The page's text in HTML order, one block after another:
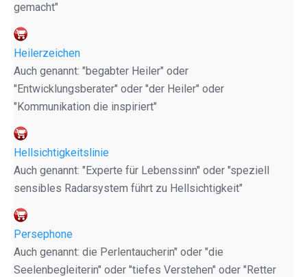
gemacht"
Heilerzeichen
Auch genannt: "begabter Heiler" oder
"Entwicklungsberater" oder "der Heiler" oder
"Kommunikation die inspiriert"
Hellsichtigkeitslinie
Auch genannt: "Experte für Lebenssinn" oder "speziell
sensibles Radarsystem führt zu Hellsichtigkeit"
Persephone
Auch genannt: die Perlentaucherin" oder "die
Seelenbegleiterin" oder "tiefes Verstehen" oder "Retter